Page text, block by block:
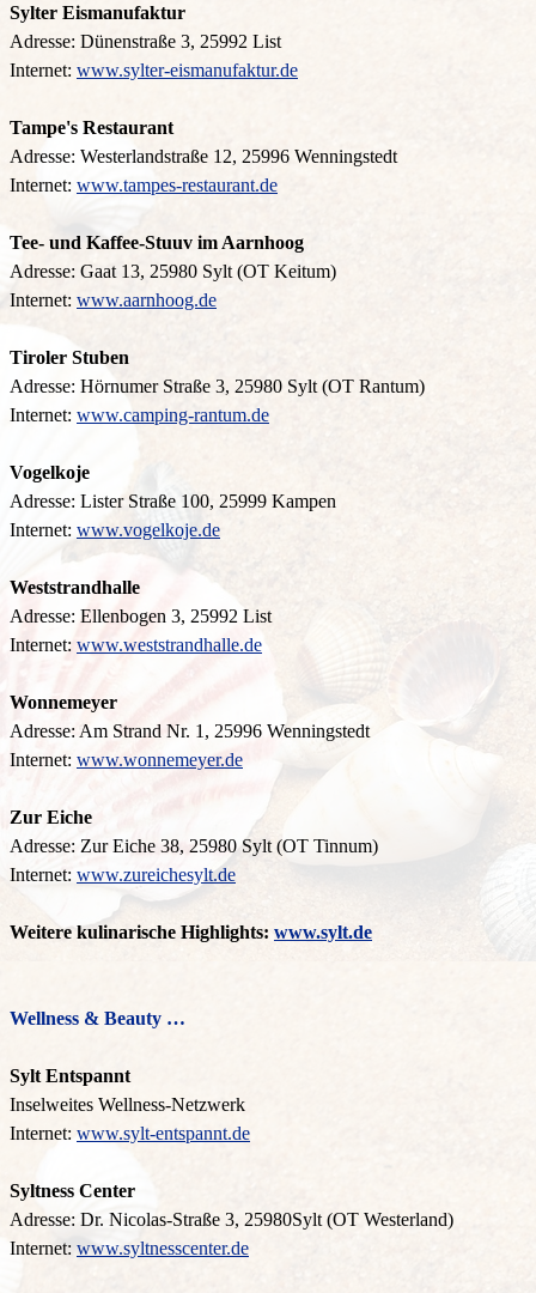
Sylter Eismanufaktur
Adresse: Dünenstraße 3, 25992 List
Internet: www.sylter-eismanufaktur.de
Tampe's Restaurant
Adresse: Westerlandstraße 12, 25996 Wenningstedt
Internet: www.tampes-restaurant.de
Tee- und Kaffee-Stuuv im Aarnhoog
Adresse: Gaat 13, 25980 Sylt (OT Keitum)
Internet: www.aarnhoog.de
Tiroler Stuben
Adresse: Hörnumer Straße 3, 25980 Sylt (OT Rantum)
Internet: www.camping-rantum.de
Vogelkoje
Adresse: Lister Straße 100, 25999 Kampen
Internet: www.vogelkoje.de
Weststrandhalle
Adresse: Ellenbogen 3, 25992 List
Internet: www.weststrandhalle.de
Wonnemeyer
Adresse: Am Strand Nr. 1, 25996 Wenningstedt
Internet: www.wonnemeyer.de
Zur Eiche
Adresse: Zur Eiche 38, 25980 Sylt (OT Tinnum)
Internet: www.zureichesylt.de
Weitere kulinarische Highlights: www.sylt.de
Wellness & Beauty …
Sylt Entspannt
Inselweites Wellness-Netzwerk
Internet: www.sylt-entspannt.de
Syltness Center
Adresse: Dr. Nicolas-Straße 3, 25980Sylt (OT Westerland)
Internet: www.syltnesscenter.de